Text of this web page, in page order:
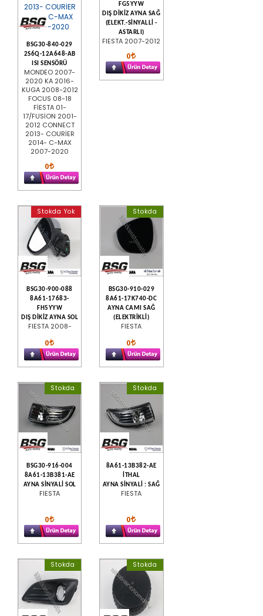
BSG30-840-029
2S6Q-12A648-AB
ISI SENSÖRÜ
MONDEO 2007-
2020 KA 2016-
KUGA 2008-2012
FOCUS 08-18
FİESTA 01-
17/FUSİON 2001-
2012 CONNECT
2013- COURİER
2014- C-MAX
2007-2020
0
FG5YYW
DIŞ DİKİZ AYNA SAĞ
(ELEKT.-SİNYALLİ -
ASTARLI)
FIESTA 2007-2012
0
Stokda Yok
BSG30-900-088
8A61-17683-
FH5YYW
DIŞ DİKİZ AYNA SOL
FIESTA 2008-
0
Stokda
BSG30-910-029
8A61-17K740-DC
AYNA CAMI SAĞ
(ELEKTRİKLİ)
FIESTA
0
Stokda
BSG30-916-004
8A61-13B381-AE
AYNA SİNYALİ SOL
FIESTA
0
Stokda
8A61-13B382-AE
İTHAL
AYNA SİNYALİ : SAĞ
FIESTA
0
Stokda Stokda